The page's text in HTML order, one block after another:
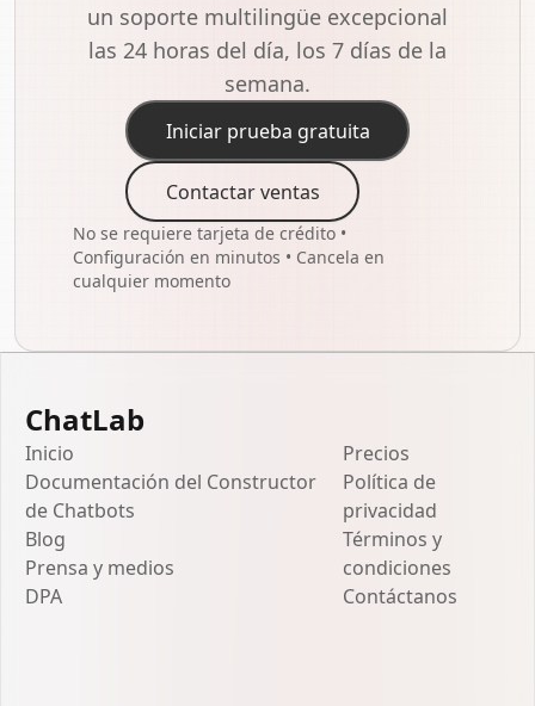
un soporte multilingüe excepcional
las 24 horas del día, los 7 días de la
semana.
Iniciar prueba gratuita
Contactar ventas
No se requiere tarjeta de crédito •
Configuración en minutos • Cancela en
cualquier momento
ChatLab
Inicio
Documentación del Constructor
de Chatbots
Blog
Prensa y medios
DPA
Precios
Política de
privacidad
Términos y
condiciones
Contáctanos